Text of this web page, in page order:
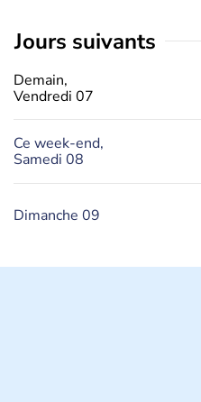
jours suivants
Demain,
Vendredi 07
Ce week-end,
Samedi 08
Dimanche 09